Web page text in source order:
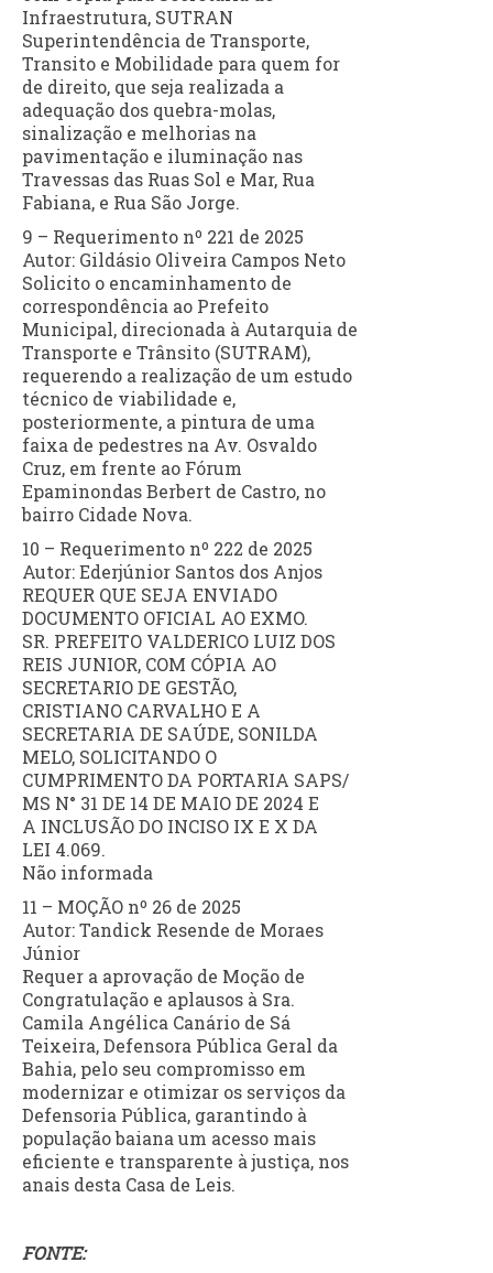
Infraestrutura, SUTRAN
Superintendência de Transporte,
Transito e Mobilidade para quem for
de direito, que seja realizada a
adequação dos quebra-molas,
sinalização e melhorias na
pavimentação e iluminação nas
Travessas das Ruas Sol e Mar, Rua
Fabiana, e Rua São Jorge.
9 – Requerimento nº 221 de 2025
Autor: Gildásio Oliveira Campos Neto
Solicito o encaminhamento de
correspondência ao Prefeito
Municipal, direcionada à Autarquia de
Transporte e Trânsito (SUTRAM),
requerendo a realização de um estudo
técnico de viabilidade e,
posteriormente, a pintura de uma
faixa de pedestres na Av. Osvaldo
Cruz, em frente ao Fórum
Epaminondas Berbert de Castro, no
bairro Cidade Nova.
10 – Requerimento nº 222 de 2025
Autor: Ederjúnior Santos dos Anjos
REQUER QUE SEJA ENVIADO
DOCUMENTO OFICIAL AO EXMO.
SR. PREFEITO VALDERICO LUIZ DOS
REIS JUNIOR, COM CÓPIA AO
SECRETARIO DE GESTÃO,
CRISTIANO CARVALHO E A
SECRETARIA DE SAÚDE, SONILDA
MELO, SOLICITANDO O
CUMPRIMENTO DA PORTARIA SAPS/
MS N° 31 DE 14 DE MAIO DE 2024 E
A INCLUSÃO DO INCISO IX E X DA
LEI 4.069.
Não informada
11 – MOÇÃO nº 26 de 2025
Autor: Tandick Resende de Moraes
Júnior
Requer a aprovação de Moção de
Congratulação e aplausos à Sra.
Camila Angélica Canário de Sá
Teixeira, Defensora Pública Geral da
Bahia, pelo seu compromisso em
modernizar e otimizar os serviços da
Defensoria Pública, garantindo à
população baiana um acesso mais
eficiente e transparente à justiça, nos
anais desta Casa de Leis.
FONTE: